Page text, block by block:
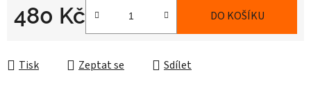
480 Kč DO KOŠÍKU
Tisk Zeptat se Sdílet